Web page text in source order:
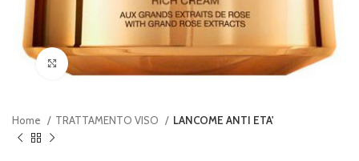
Clicca per ingrandire
Home TRATTAMENTO VISO LANCOME ANTI ETA'